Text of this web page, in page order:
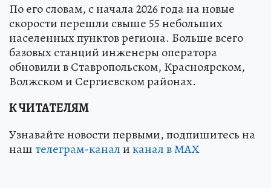
По его словам, с начала 2026 года на новые
скорости перешли свыше 55 небольших
населенных пунктов региона. Больше всего
базовых станций инженеры оператора
обновили в Ставропольском, Красноярском,
Волжском и Сергиевском районах.
К ЧИТАТЕЛЯМ
Узнавайте новости первыми, подпишитесь на
наштелеграм-каналиканал в МАХ